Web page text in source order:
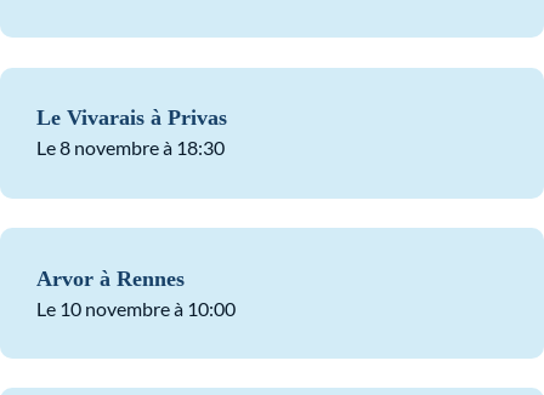
Le Vivarais à Privas
Le 8 novembre à 18:30
Arvor à Rennes
Le 10 novembre à 10:00